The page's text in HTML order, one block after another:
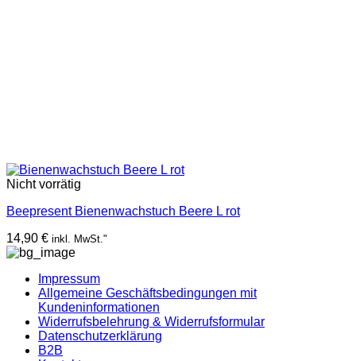
Nicht vorrätig
Beepresent Bienenwachstuch Beere L rot
14,90 € inkl. MwSt."
Impressum
Allgemeine Geschäftsbedingungen mit
Kundeninformationen
Widerrufsbelehrung & Widerrufsformular
Datenschutzerklärung
B2B